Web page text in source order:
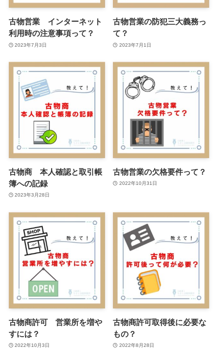
古物営業 インターネット
利用時の注意事項って？
2023年7月3日
古物営業の防犯三大義務っ
て？
2023年7月1日
古物商 本人確認と取引帳
簿への記録
2023年3月28日
古物営業の欠格要件って？
2022年10月31日
古物商許可 営業所を増や
すには？
2022年10月3日
古物商許可取得後に必要な
もの？
2022年8月28日